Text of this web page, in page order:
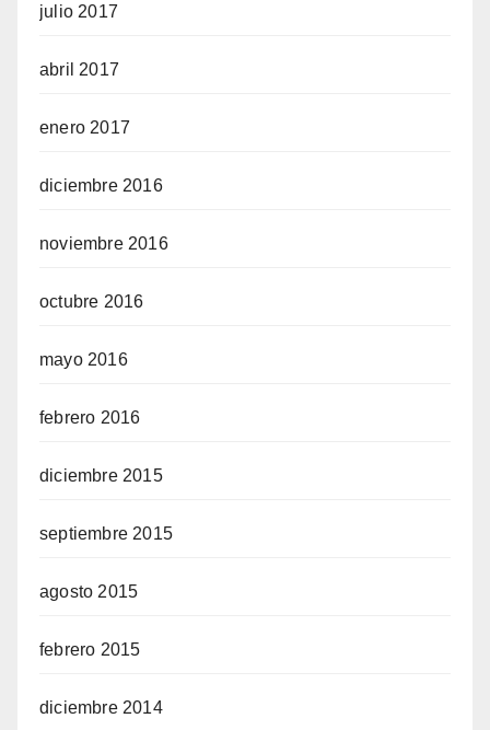
julio 2017
abril 2017
enero 2017
diciembre 2016
noviembre 2016
octubre 2016
mayo 2016
febrero 2016
diciembre 2015
septiembre 2015
agosto 2015
febrero 2015
diciembre 2014